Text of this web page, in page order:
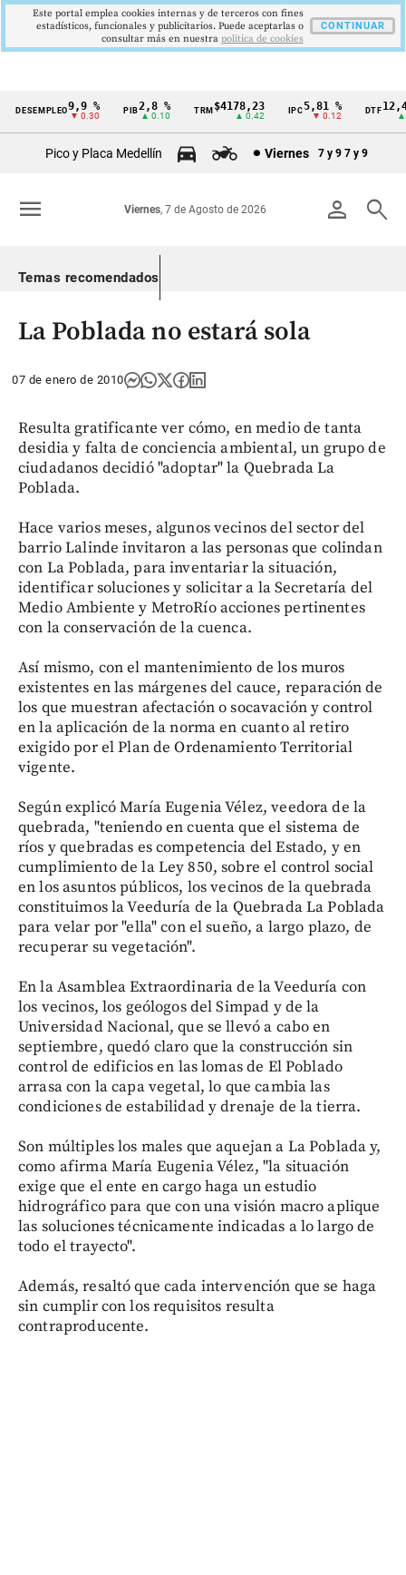
Cintillo
Colombia
DESEMPLEO9,9 %
▼ 0.30
PIB2,8 %
▲ 0.10
TRM$4178,23
▲ 0.42
IPC5,81 %
▼ 0.12
DTF12,48
▲
Pico y Placa Medellín Viernes 7 y 9 7 y 9
person search
Viernes, 7 de Agosto de 2026
menu
Temas recomendados
La Poblada no estará sola
07 de enero de 2010
Resulta gratificante ver cómo, en medio de tanta
desidia y falta de conciencia ambiental, un grupo de
ciudadanos decidió "adoptar" la Quebrada La
Poblada.
Hace varios meses, algunos vecinos del sector del
barrio Lalinde invitaron a las personas que colindan
con La Poblada, para inventariar la situación,
identificar soluciones y solicitar a la Secretaría del
Medio Ambiente y MetroRío acciones pertinentes
con la conservación de la cuenca.
Así mismo, con el mantenimiento de los muros
existentes en las márgenes del cauce, reparación de
los que muestran afectación o socavación y control
en la aplicación de la norma en cuanto al retiro
exigido por el Plan de Ordenamiento Territorial
vigente.
Según explicó María Eugenia Vélez, veedora de la
quebrada, "teniendo en cuenta que el sistema de
ríos y quebradas es competencia del Estado, y en
cumplimiento de la Ley 850, sobre el control social
en los asuntos públicos, los vecinos de la quebrada
constituimos la Veeduría de la Quebrada La Poblada
para velar por "ella" con el sueño, a largo plazo, de
recuperar su vegetación".
En la Asamblea Extraordinaria de la Veeduría con
los vecinos, los geólogos del Simpad y de la
Universidad Nacional, que se llevó a cabo en
septiembre, quedó claro que la construcción sin
control de edificios en las lomas de El Poblado
arrasa con la capa vegetal, lo que cambia las
condiciones de estabilidad y drenaje de la tierra.
Son múltiples los males que aquejan a La Poblada y,
como afirma María Eugenia Vélez, "la situación
exige que el ente en cargo haga un estudio
hidrográfico para que con una visión macro aplique
las soluciones técnicamente indicadas a lo largo de
todo el trayecto".
Además, resaltó que cada intervención que se haga
sin cumplir con los requisitos resulta
contraproducente.
Este portal emplea cookies internas y de terceros con fines
estadísticos, funcionales y publicitarios. Puede aceptarlas o
consultar más en nuestra politica de cookies
CONTINUAR